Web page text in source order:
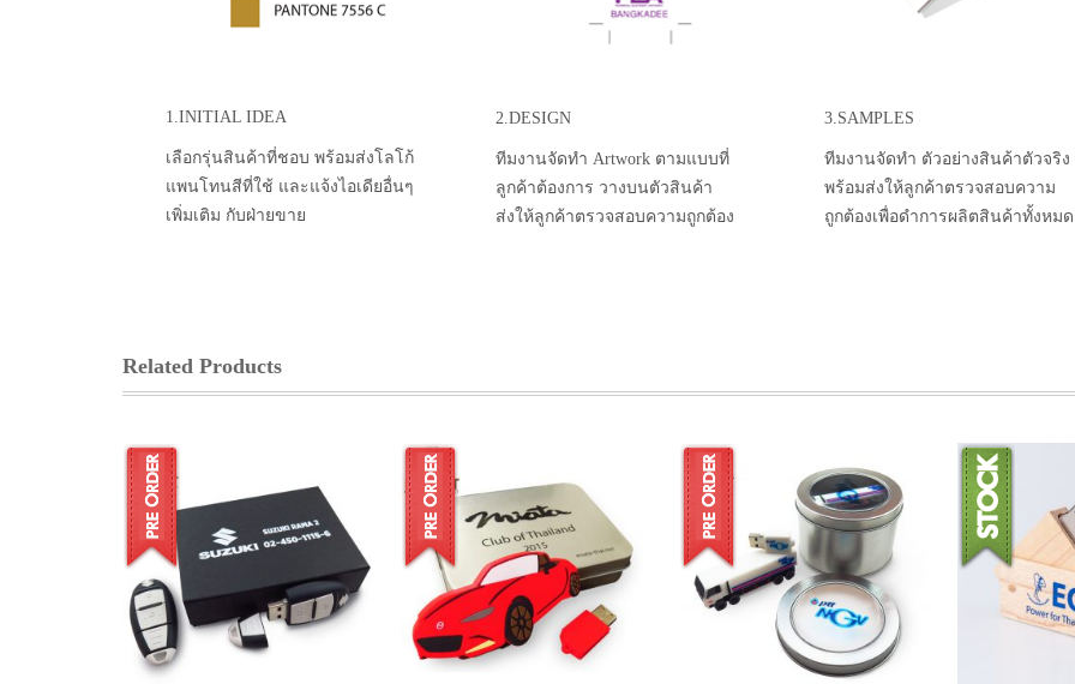
1.INITIAL IDEA
เลือกรุ่นสินค้าที่ชอบ พร้อมส่งโลโก้
แพนโทนสีที่ใช้ และแจ้งไอเดียอื่นๆ
เพิ่มเติม กับฝ่ายขาย
2.DESIGN
ทีมงานจัดทำ Artwork ตามแบบที่
ลูกค้าต้องการ วางบนตัวสินค้า
ส่งให้ลูกค้าตรวจสอบความถูกต้อง
3.SAMPLES
ทีมงานจัดทำ ตัวอย่างสินค้าตัวจริง
พร้อมส่งให้ลูกค้าตรวจสอบความ
ถูกต้องเพื่อดำการผลิตสินค้าทั้งหมด
Related Products